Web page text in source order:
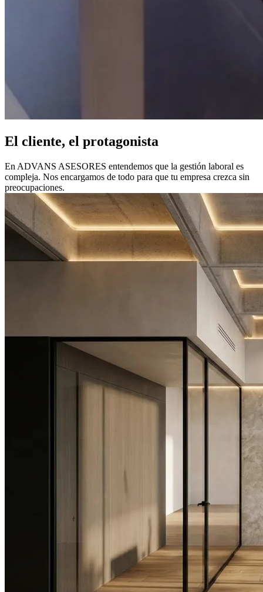
El cliente, el protagonista
En ADVANS ASESORES entendemos que la gestión laboral es
compleja. Nos encargamos de todo para que tu empresa crezca sin
preocupaciones.